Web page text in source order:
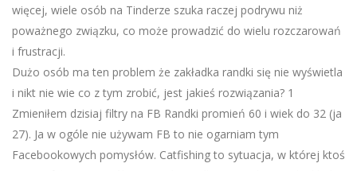
więcej, wiele osób na Tinderze szuka raczej podrywu niż
poważnego związku, co może prowadzić do wielu rozczarowań
i frustracji.
Dużo osób ma ten problem że zakładka randki się nie wyświetla
i nikt nie wie co z tym zrobić, jest jakieś rozwiązania? 1
Zmieniłem dzisiaj filtry na FB Randki promień 60 i wiek do 32 (ja
27). Ja w ogóle nie używam FB to nie ogarniam tym
Facebookowych pomysłów. Catfishing to sytuacja, w której ktoś